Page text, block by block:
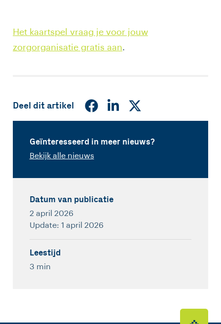
Het kaartspel vraag je voor jouw
zorgorganisatie gratis aan.
Deel dit artikel
Geïnteresseerd in meer nieuws?
Bekijk alle nieuws
Datum van publicatie
2 april 2026
Update: 1 april 2026
Leestijd
3 min